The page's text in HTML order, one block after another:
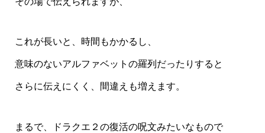
これが長いと、時間もかかるし、
意味のないアルファベットの羅列だったりすると
さらに伝えにくく、間違えも増えます。
まるで、ドラクエ２の復活の呪文みたいなもので